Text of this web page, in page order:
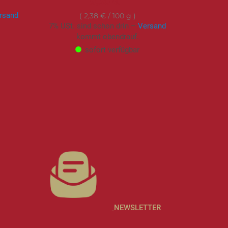
2,38 €/ 100 g
7% USt. sind schon drin – Versand
kommt obendrauf.
sofort verfügbar
NEWSLETTER